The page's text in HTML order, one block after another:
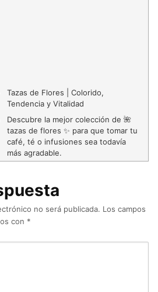
Tazas de Flores | Colorido,
Tendencia y Vitalidad
Descubre la mejor colección de 🌺
tazas de flores ✨ para que tomar tu
café, té o infusiones sea todavía
más agradable.
no será publicada. Los campos
con *